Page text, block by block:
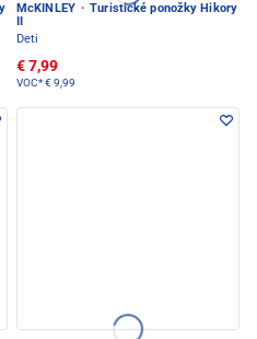
McKINLEY · Turistické ponožky Hikory
II
Deti
€ 7,99
VOC*€ 9,99